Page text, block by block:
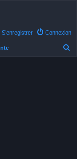
Connexion
S’enregistrer